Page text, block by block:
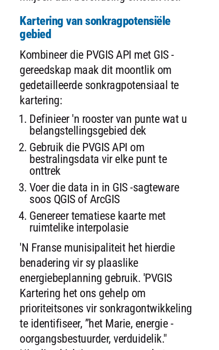
Kartering van sonkragpotensiële
gebied
Kombineer die PVGIS API met GIS -
gereedskap maak dit moontlik om
gedetailleerde sonkragpotensiaal te
kartering:
Definieer 'n rooster van punte wat u
belangstellingsgebied dek
Gebruik die PVGIS API om
bestralingsdata vir elke punt te
onttrek
Voer die data in in GIS -sagteware
soos QGIS of ArcGIS
Genereer tematiese kaarte met
ruimtelike interpolasie
'N Franse munisipaliteit het hierdie
benadering vir sy plaaslike
energiebeplanning gebruik. 'PVGIS
Kartering het ons gehelp om
prioriteitsones vir sonkragontwikkeling
te identifiseer, ”het Marie, energie -
oorgangsbestuurder, verduidelik."